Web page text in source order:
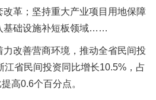
革；坚持重大产业项目用地保障
基础设施补短板领域……
改善营商环境，推动全省民间投
江省民间投资同比增长10.5%，占
高0.6个百分点。